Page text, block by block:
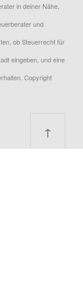
in deiner Nähe,
und
ob Steuerrecht für
eingeben, und eine
Copyright
↑